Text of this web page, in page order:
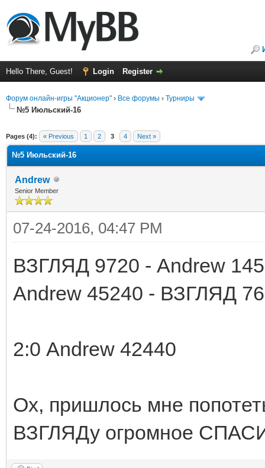
Hello There, Guest! Login Register
Форум онлайн-игры "Акционер" › Все форумы › Турниры
№5 Июльский-16
Pages (4): « Previous 1 2 3 4 Next »
№5 Июльский-16
Andrew
Senior Member
07-24-2016, 04:47 PM
ВЗГЛЯД 9720 - Andrew
Andrew 45240 - ВЗГЛЯД
2:0 Andrew 42440
Ох, пришлось мне
ВЗГЛЯДу огромное